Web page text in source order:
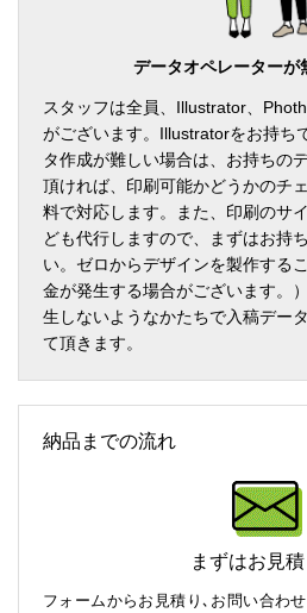
データオペレーターが
スタッフは全員、Illustrator、
がございます。Illustratorをお持ち
タ作成が難しい場合は、お持ちの
頂ければ、印刷可能かどうかのチ
料で対応します。また、印刷のサ
ども代行しますので、まずはお持
い。ゼロからデザインを製作する
金が発生する場合がございます。
生しないようなかたちで入稿デー
て頂きます。
納品までの流れ
まずはお見
フォームからお見積り､お問い合わ